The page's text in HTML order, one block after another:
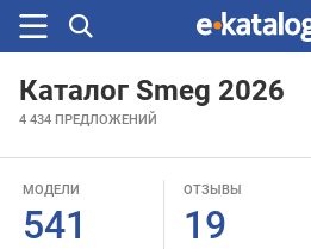
Искали
Каталог Smeg 2026
4 434 ПРЕДЛОЖЕНИЙ
МОДЕЛИ
541
ОТЗЫВЫ
19